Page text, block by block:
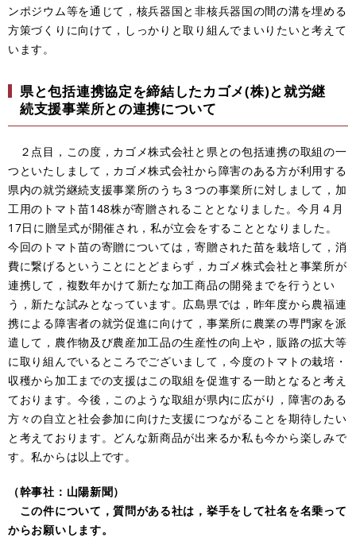
ンポジウム等を通じて，核兵器国と非核兵器国の間の溝を埋める
方策づくりに向けて，しっかりと取り組んでまいりたいと考えて
います。
県と包括連携協定を締結したカゴメ(株)と就労継
続支援事業所との連携について
２点目，この度，カゴメ株式会社と県との包括連携の取組の一
つといたしまして，カゴメ株式会社から障害のある方が利用する
県内の就労継続支援事業所のうち３つの事業所に対しまして，加
工用のトマト苗148株が寄贈されることとなりました。今月４月
17日に贈呈式が開催され，私が立会をすることとなりました。
今回のトマト苗の寄贈については，寄贈された苗を栽培して，消
費に繋げるということにとどまらず，カゴメ株式会社と事業所が
連携して，複数年かけて新たな加工商品の開発までを行うとい
う，新たな試みとなっています。広島県では，昨年度から農福連
携による障害者の就労促進に向けて，事業所に農業の専門家を派
遣して，農作物及び農産加工品の生産性の向上や，販路の拡大等
に取り組んでいるところでございまして，今度のトマトの栽培・
収穫から加工までの支援はこの取組を促進する一助となると考え
ております。今後，このような取組が県内に広がり，障害のある
方々の自立と社会参加に向けた支援につながることを期待したい
と考えております。どんな新商品が出来るか私も今から楽しみで
す。私からは以上です。
（幹事社：山陽新聞）
この件について，質問がある社は，挙手をして社名を名乗って
からお願いします。